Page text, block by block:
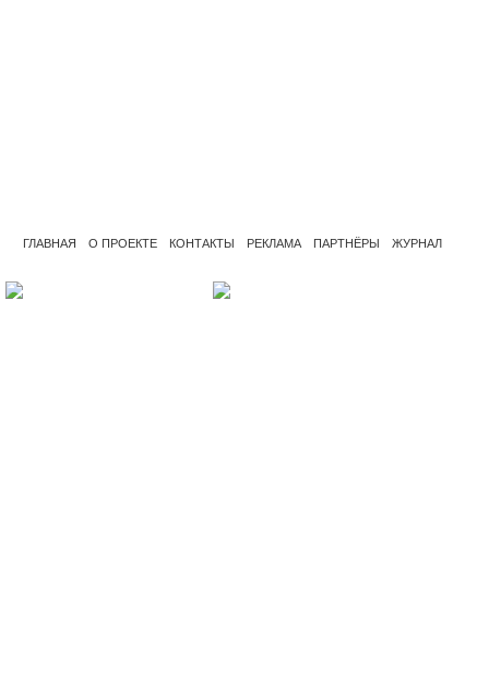
ГЛАВНАЯ О ПРОЕКТЕ КОНТАКТЫ РЕКЛАМА ПАРТНЁРЫ ЖУРНАЛ